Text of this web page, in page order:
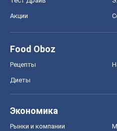
Акции
Food Oboz
Рецепты
Диеты
Экономика
Рынки и компании